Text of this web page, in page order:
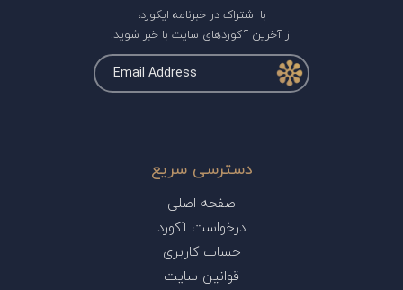
با اشتراک در خبرنامه ایکورد،
از آخرین آکوردهای سایت با خبر شوید.
دسترسی سریع
صفحه اصلی
درخواست آکورد
حساب کاربری
قوانین سایت